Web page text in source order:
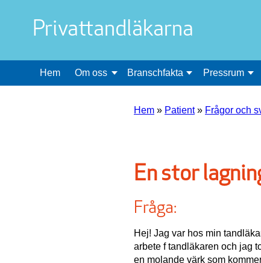
Privattandläkarna
Hem Om oss Branschfakta Pressrum
Hem » Patient» Frågor och
En stor
Fråga:
Hej! Jag var hos min
arbete f tandläkaren och jag
en molande värk som